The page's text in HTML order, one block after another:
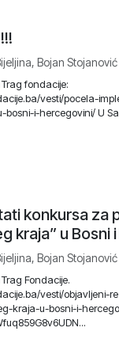
Bojan Stojanović
fondacije:
vesti/pocela-
i-hercegovini/ U
konkursa za
kraja” u Bosni
Bojan Stojanović
Fondacije.
vesti/objavljeni-
kraja-u-bosni-i-